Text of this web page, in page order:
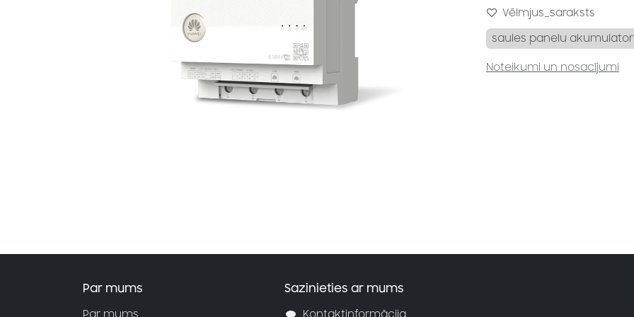
Vēlmjus_saraksts
saules panelu
Noteikumi un nosacījumi
Par mums
Par mums
Sazinieties ar mums
Kontaktinformācija